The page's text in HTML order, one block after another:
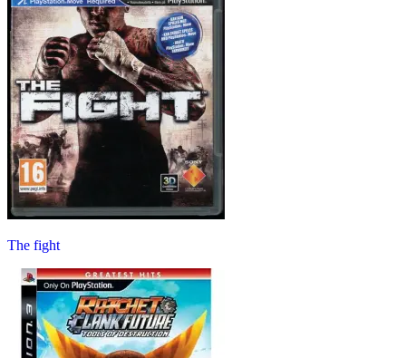
The fight